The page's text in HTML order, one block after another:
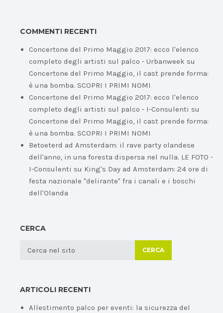
COMMENTI RECENTI
Concertone del Primo Maggio 2017: ecco l'elenco
completo degli artisti sul palco - Urbanweek su
Concertone del Primo Maggio, il cast prende forma:
è una bomba. SCOPRI I PRIMI NOMI
Concertone del Primo Maggio 2017: ecco l'elenco
completo degli artisti sul palco - I-Consulenti su
Concertone del Primo Maggio, il cast prende forma:
è una bomba. SCOPRI I PRIMI NOMI
Betoeterd ad Amsterdam: il rave party olandese
dell'anno, in una foresta dispersa nel nulla. LE FOTO -
I-Consulenti su King's Day ad Amsterdam: 24 ore di
festa nazionale "delirante" fra i canali e i boschi
dell'Olanda
CERCA
CERCA
ARTICOLI RECENTI
Allestimento palco per eventi: la sicurezza del